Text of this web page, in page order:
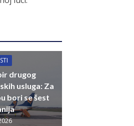
drugog
usluga: Za
bori se šest